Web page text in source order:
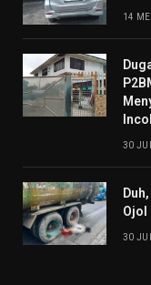
14
30
Ojol
30